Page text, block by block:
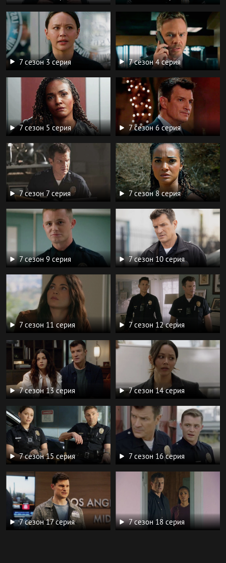
7 сезон 3 серия 7 сезон 4 серия
7 сезон 5 серия 7 сезон 6 серия
7 сезон 7 серия 7 сезон 8 серия
7 сезон 9 серия 7 сезон 10 серия
7 сезон 11 серия 7 сезон 12 серия
7 сезон 13 серия 7 сезон 14 серия
7 сезон 15 серия 7 сезон 16 серия
7 сезон 17 серия 7 сезон 18 серия